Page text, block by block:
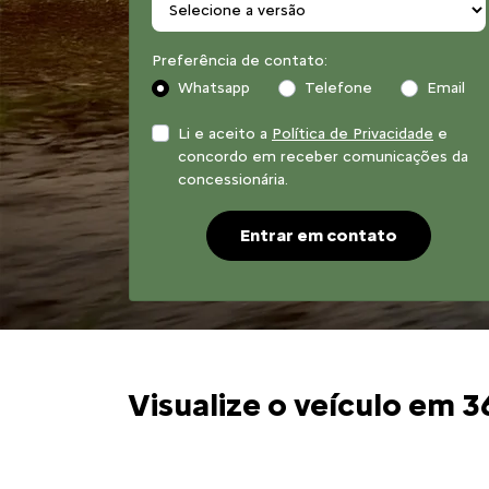
Preferência de contato:
Whatsapp
Telefone Email
Li e aceito a Política de Privacidade e
concordo em receber comunicações da
concessionária.
Entrar em contato
Visualize o veículo em